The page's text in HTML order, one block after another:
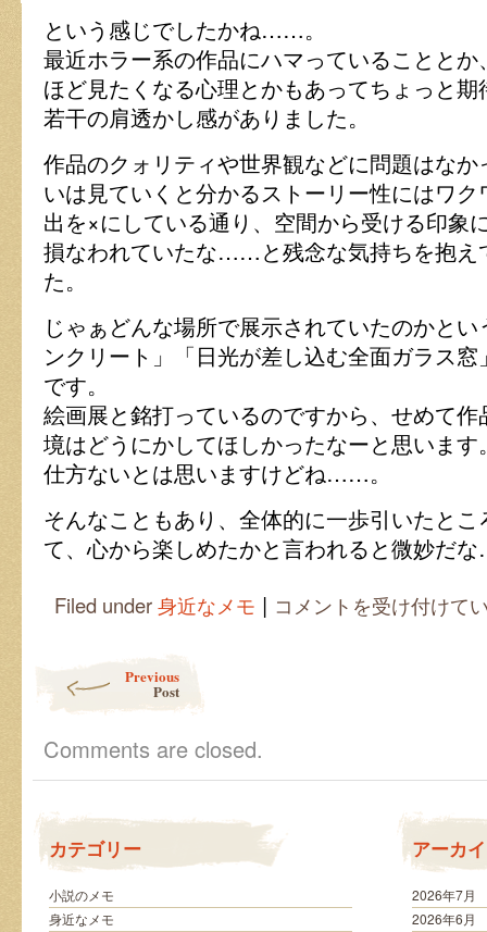
という感じでしたかね……。
最近ホラー系の作品にハマっていることと
ほど見たくなる心理とかもあってちょっと
若干の肩透かし感がありました。
作品のクォリティや世界観などに問題はな
いは見ていくと分かるストーリー性にはワ
出を×にしている通り、空間から受ける印象
損なわれていたな……と残念な気持ちを抱え
た。
じゃぁどんな場所で展示されていたのかと
ンクリート」「日光が差し込む全面ガラス
です。
絵画展と銘打っているのですから、せめて
境はどうにかしてほしかったなーと思いま
仕方ないとは思いますけどね……。
そんなこともあり、全体的に一歩引いたと
て、心から楽しめたかと言われると微妙だ
Filed under身近なメモ |
視
て
コメントを受け付けて
Previous
Post
Comments are closed.
カテゴリー
小説のメモ
身近なメモ
アーカ
2026年7月
2026年6月